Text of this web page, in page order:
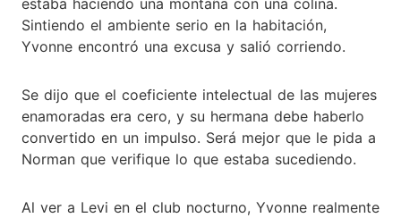
Sintiendo el ambiente serio en la habitación,
Yvonne encontró una excusa y salió corriendo.
Se dijo que el coeficiente intelectual de las mujeres
enamoradas era cero, y su hermana debe haberlo
convertido en un impulso. Será mejor que le pida a
Norman que verifique lo que estaba sucediendo.
Al ver a Levi en el club nocturno, Yvonne realmente